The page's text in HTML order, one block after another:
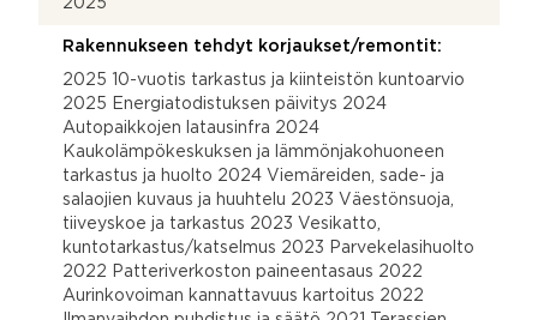
2025
Rakennukseen tehdyt korjaukset/remontit:
2025 10-vuotis tarkastus ja kiinteistön kuntoarvio
2025 Energiatodistuksen päivitys 2024
Autopaikkojen latausinfra 2024
Kaukolämpökeskuksen ja lämmönjakohuoneen
tarkastus ja huolto 2024 Viemäreiden, sade- ja
salaojien kuvaus ja huuhtelu 2023 Väestönsuoja,
tiiveyskoe ja tarkastus 2023 Vesikatto,
kuntotarkastus/katselmus 2023 Parvekelasihuolto
2022 Patteriverkoston paineentasaus 2022
Aurinkovoiman kannattavuus kartoitus 2022